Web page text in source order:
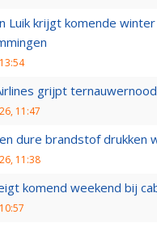
Luik krijgt komende
grijpt
11:47
dure brandstof drukken
11:38
komend weekend bij